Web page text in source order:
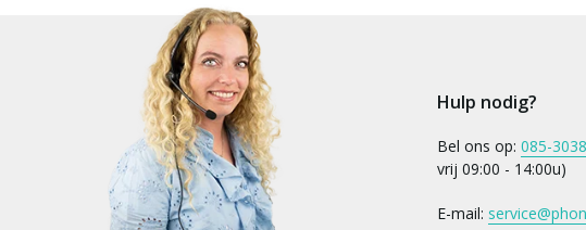
Hulp nodig?
Bel ons op: 085-
vrij 09:00 - 14:00u)
E-mail: